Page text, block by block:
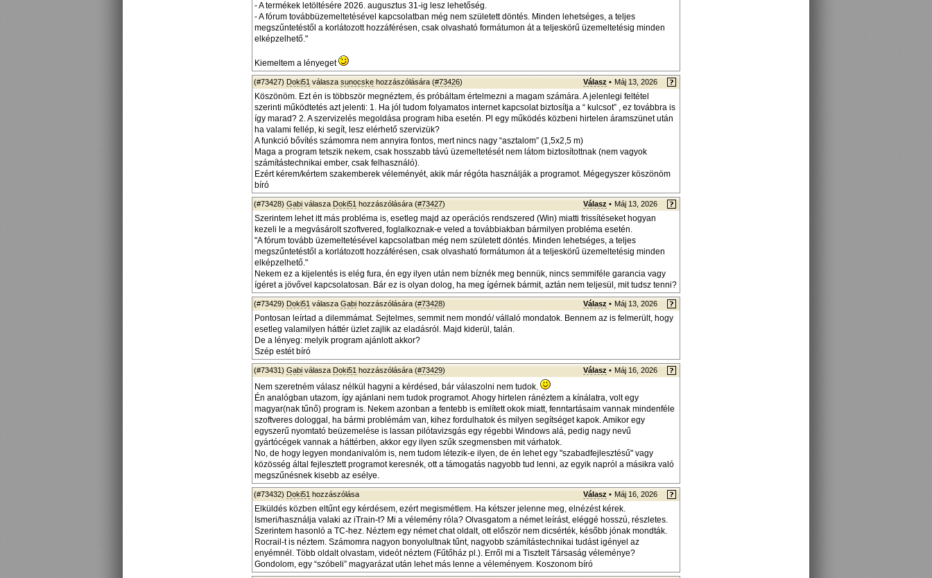
- A termékek letöltésére 2026. augusztus 31-ig lesz lehetőség.
- A fórum továbbüzemeltetésével kapcsolatban még nem született döntés. Minden lehetséges, a teljes
megszűntetéstől a korlátozott hozzáférésen, csak olvasható formátumon át a teljeskörű üzemeltetésig minden
elképzelhető."
Kiemeltem a lényeget
(#73427) Doki51 válasza sunocske hozzászólására (#73426) Válasz • Máj 13, 2026
Köszönöm. Ezt én is többször megnéztem, és próbáltam értelmezni a magam számára. A jelenlegi feltétel
szerinti működtetés azt jelenti: 1. Ha jól tudom folyamatos internet kapcsolat biztosítja a “ kulcsot” , ez továbbra is
így marad? 2. A szervizelés megoldása program hiba esetén. Pl egy működés közbeni hirtelen áramszünet után
ha valami fellép, ki segít, lesz elérhető szervizük?
A funkció bővítés számomra nem annyira fontos, mert nincs nagy “asztalom” (1,5x2,5 m)
Maga a program tetszik nekem, csak hosszabb távú üzemeltetését nem látom biztosítottnak (nem vagyok
számítástechnikai ember, csak felhasználó).
Ezért kérem/kértem szakemberek véleményét, akik már régóta használják a programot. Mégegyszer köszönöm
bíró
(#73428) Gabi válasza Doki51 hozzászólására (#73427) Válasz • Máj 13, 2026
Szerintem lehet itt más probléma is, esetleg majd az operációs rendszered (Win) miatti frissítéseket hogyan
kezeli le a megvásárolt szoftvered, foglalkoznak-e veled a továbbiakban bármilyen probléma esetén.
"A fórum tovább üzemeltetésével kapcsolatban még nem született döntés. Minden lehetséges, a teljes
megszűntetéstől a korlátozott hozzáférésen, csak olvasható formátumon át a teljeskörű üzemeltetésig minden
elképzelhető."
Nekem ez a kijelentés is elég fura, én egy ilyen után nem bíznék meg bennük, nincs semmiféle garancia vagy
ígéret a jövővel kapcsolatosan. Bár ez is olyan dolog, ha meg ígérnek bármit, aztán nem teljesül, mit tudsz tenni?
(#73429) Doki51 válasza Gabi hozzászólására (#73428) Válasz • Máj 13, 2026
Pontosan leírtad a dilemmámat. Sejtelmes, semmit nem mondó/ vállaló mondatok. Bennem az is felmerült, hogy
esetleg valamilyen háttér üzlet zajlik az eladásról. Majd kiderül, talán.
De a lényeg: melyik program ajánlott akkor?
Szép estét bíró
(#73431) Gabi válasza Doki51 hozzászólására (#73429) Válasz • Máj 16, 2026
Nem szeretném válasz nélkül hagyni a kérdésed, bár válaszolni nem tudok.
Én analógban utazom, így ajánlani nem tudok programot. Ahogy hirtelen ránéztem a kínálatra, volt egy
magyar(nak tűnő) program is. Nekem azonban a fentebb is említett okok miatt, fenntartásaim vannak mindenféle
szoftveres dologgal, ha bármi problémám van, kihez fordulhatok és milyen segítséget kapok. Amikor egy
egyszerű nyomtató beüzemelése is lassan pilótavizsgás egy régebbi Windows alá, pedig nagy nevű
gyártócégek vannak a háttérben, akkor egy ilyen szűk szegmensben mit várhatok.
No, de hogy legyen mondanivalóm is, nem tudom létezik-e ilyen, de én lehet egy "szabadfejlesztésű" vagy
közösség által fejlesztett programot keresnék, ott a támogatás nagyobb tud lenni, az egyik napról a másikra való
megszűnésnek kisebb az esélye.
(#73432) Doki51 hozzászólása Válasz • Máj 16, 2026
Elküldés közben eltűnt egy kérdésem, ezért megismétlem. Ha kétszer jelenne meg, elnézést kérek.
Ismeri/használja valaki az iTrain-t? Mi a vélemény róla? Olvasgatom a német leírást, eléggé hosszú, részletes.
Szerintem hasonló a TC-hez. Néztem egy német chat oldalt, ott először nem dicsérték, később jónak mondták.
Rocrail-t is néztem. Számomra nagyon bonyolultnak tűnt, nagyobb számítástechnikai tudást igényel az
enyémnél. Több oldalt olvastam, videót néztem (Fűtőház pl.). Erről mi a Tisztelt Társaság véleménye?
Gondolom, egy “szóbeli” magyarázat után lehet más lenne a véleményem. Koszonom bíró